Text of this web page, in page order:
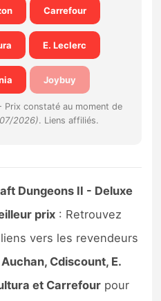
Switch 2
Carrefour
E. Leclerc
Joybuy
Prix constaté au moment de
2026). Liens affiliés.
Dungeons II - Deluxe
prix : Retrouvez
vers les revendeurs
Cdiscount, E.
et Carrefour pour